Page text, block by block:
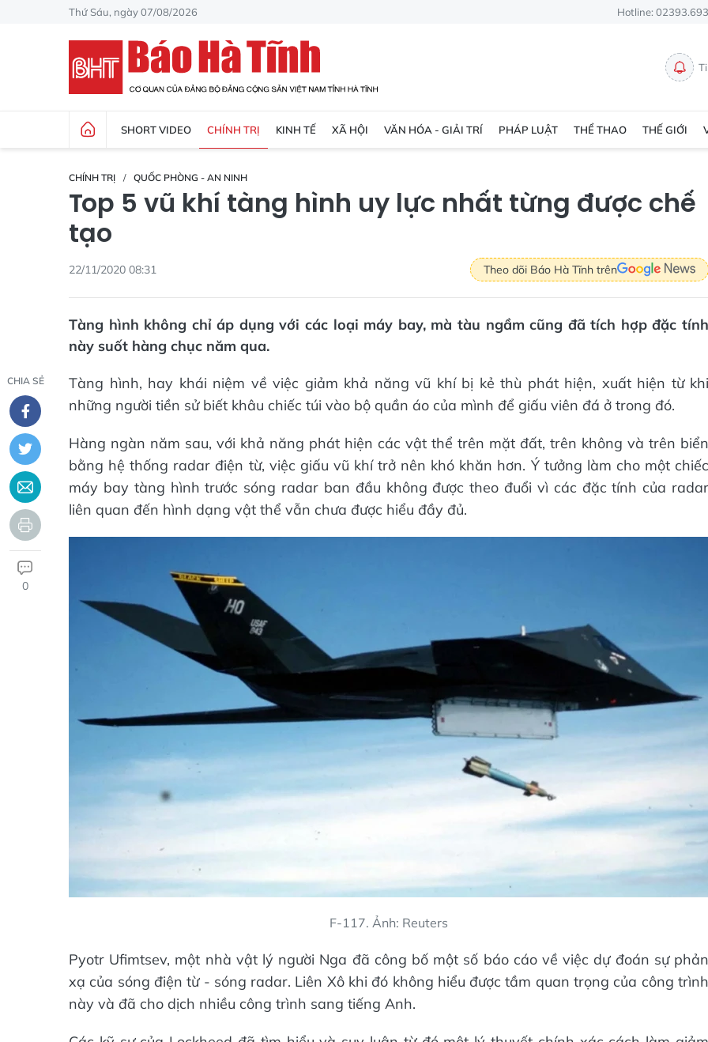
Thứ Sáu, ngày 07/08/2026 Hotline:
SHORT VIDEO CHÍNH TRỊ KINH TẾ XÃ HỘI VĂN HÓA - GIẢI TRÍ PHÁP LUẬT THỂ THAO THẾ GIỚI
CHÍNH TRỊ QUỐC PHÒNG - AN NINH
Top 5 vũ khí tàng hình uy lực nhất từng được chế
tạo
22/11/2020 08:31 Theo dõi Báo Hà Tĩnh trên
Tàng hình không chỉ áp dụng với các loại máy bay, mà tàu ngầm cũng đã tích hợp đặc tính
này suốt hàng chục năm qua.
CHIA SẺ
0
Tàng hình, hay khái niệm về việc giảm khả năng vũ khí bị kẻ thù phát hiện, xuất hiện từ khi
những người tiền sử biết khâu chiếc túi vào bộ quần áo của mình để giấu viên đá ở trong đó.
Hàng ngàn năm sau, với khả năng phát hiện các vật thể trên mặt đất, trên không và trên biển
bằng hệ thống radar điện từ, việc giấu vũ khí trở nên khó khăn hơn. Ý tưởng làm cho một chiếc
máy bay tàng hình trước sóng radar ban đầu không được theo đuổi vì các đặc tính của radar
liên quan đến hình dạng vật thể vẫn chưa được hiểu đầy đủ.
F-117. Ảnh: Reuters
Pyotr Ufimtsev, một nhà vật lý người Nga đã công bố một số báo cáo về việc dự đoán sự phản
xạ của sóng điện từ - sóng radar. Liên Xô khi đó không hiểu được tầm quan trọng của công trình
này và đã cho dịch nhiều công trình sang tiếng Anh.